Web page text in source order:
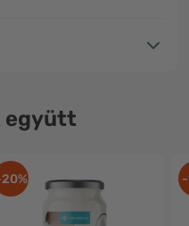
együtt